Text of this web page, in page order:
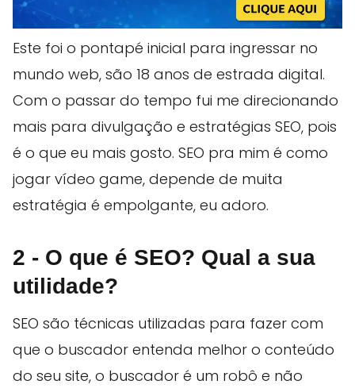
Este foi o pontapé inicial para ingressar no
mundo web, são 18 anos de estrada digital.
Com o passar do tempo fui me direcionando
mais para divulgação e estratégias SEO, pois
é o que eu mais gosto. SEO pra mim é como
jogar vídeo game, depende de muita
estratégia é empolgante, eu adoro.
2 - O que é SEO? Qual a sua
utilidade?
SEO são técnicas utilizadas para fazer com
que o buscador entenda melhor o conteúdo
do seu site, o buscador é um robô e não